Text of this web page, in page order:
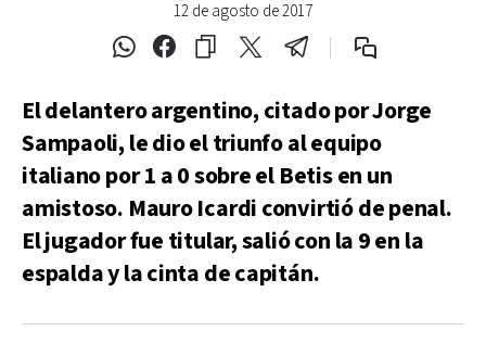
12 de agosto de 2017
El delantero argentino, citado por Jorge
Sampaoli, le dio el triunfo al equipo
italiano por 1 a 0 sobre el Betis en un
amistoso. Mauro Icardi convirtió de penal.
El jugador fue titular, salió con la 9 en la
espalda y la cinta de capitán.